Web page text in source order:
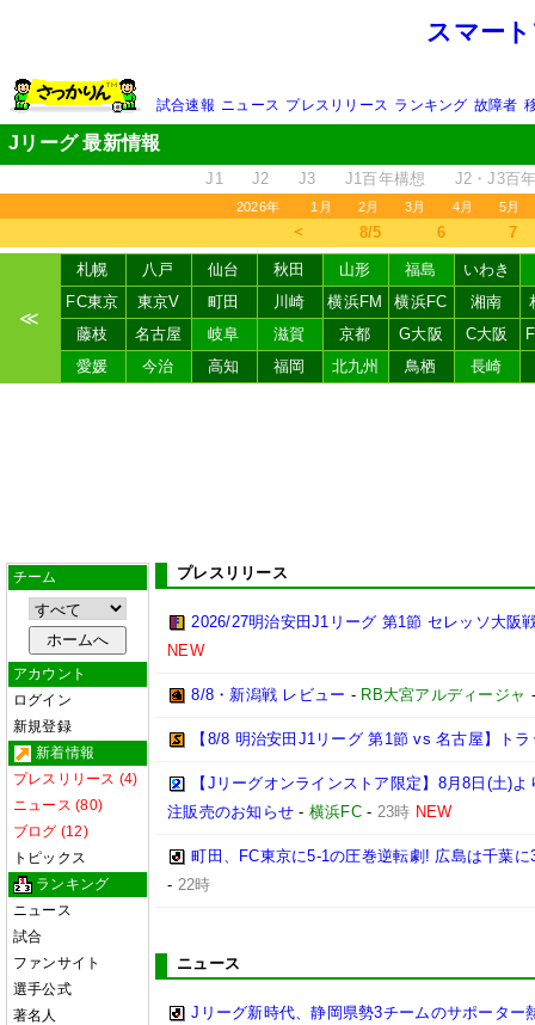
スマー
試合速報 ニュース プレスリリース ランキング 故障者
Jリーグ 最新情報
J1 J2 J3 J1百年構想 J2・J3百
2026年 1月 2月 3月 4月 5月
＜ 8/5 6 7
≪
札幌 八戸 仙台 秋田 山形 福島
いわき
FC東京
東京V 町田 川崎 横浜FM 横浜FC 湘南
藤枝
名古屋 岐阜 滋賀 京都 G大阪 C大阪
愛媛
今治 高知 福岡 北九州 鳥栖 長崎
チーム
アカウント
ログイン
新規登録
新着情報
プレスリリース (4)
ニュース (80)
ブログ (12)
トピックス
ランキング
ニュース
試合
ファンサイト
選手公式
著名人
プレスリリース
2026/27明治安田J1リーグ 第1節 セレッソ大阪
NEW
8/8・新潟戦 レビュー - RB大宮アルディージャ
【8/8 明治安田J1リーグ 第1節 vs 名古屋】ト
【Jリーグオンラインストア限定】8月8日(土)
注販売のお知らせ - 横浜FC - 23時 NEW
町田、FC東京に5-1の圧巻逆転劇! 広島は千葉
- 22時
ニュース
Jリーグ新時代、静岡県勢3チームのサポータ